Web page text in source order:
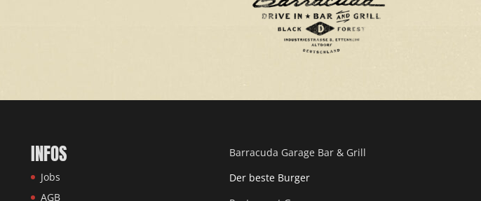
INFOS
Jobs
AGB
Barracuda Garage Bar & Grill
Der beste Burger